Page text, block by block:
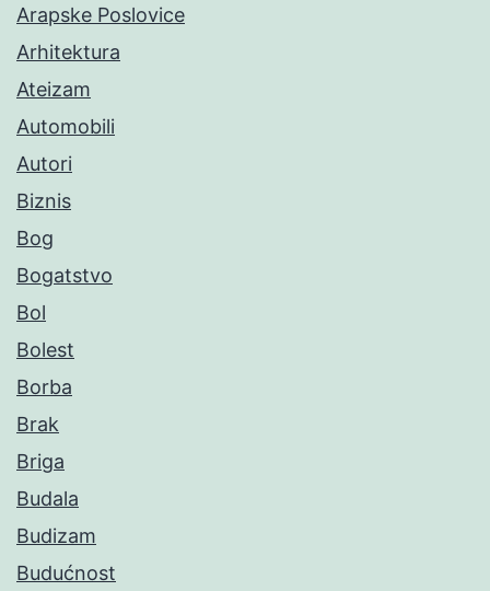
Arapske Poslovice
Arhitektura
Ateizam
Automobili
Autori
Biznis
Bog
Bogatstvo
Bol
Bolest
Borba
Brak
Briga
Budala
Budizam
Budućnost